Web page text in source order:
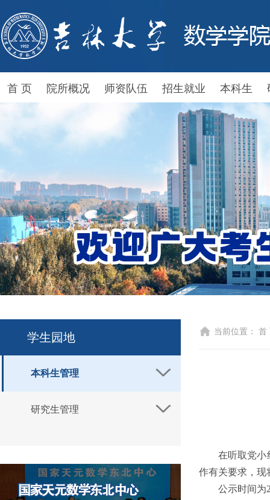
首 页 院所概况 师资队伍 招生就业 本科生
学生园地
本科生管理
研究生管理
当前位置： 首
在听取党小
作有关要求，现
公示时间为